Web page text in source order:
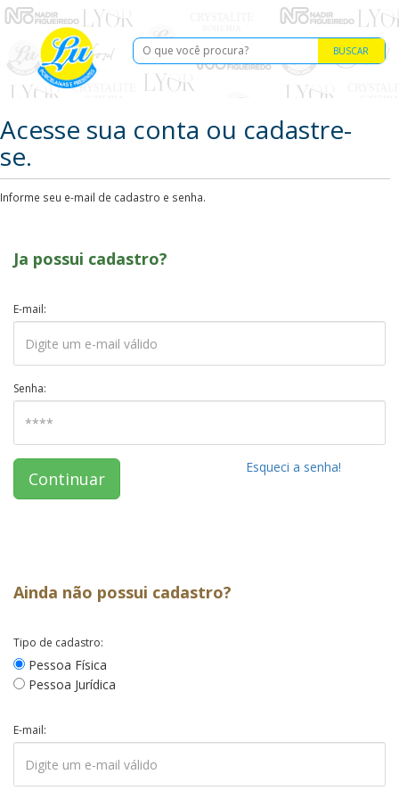
BUSCAR
Acesse sua conta ou cadastre-
se.
Informe seu e-mail de cadastro e senha.
Ja possui cadastro?
E-mail:
Senha:
Continuar
Esqueci a senha!
Ainda não possui cadastro?
Tipo de cadastro:
Pessoa Física
Pessoa Jurídica
E-mail: